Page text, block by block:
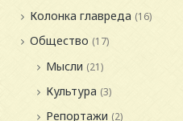
Колонка главреда (16)
Общество (17)
Мысли (21)
Культура (3)
Репортажи (2)